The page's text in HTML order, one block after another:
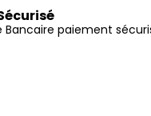
Bancaire paiement